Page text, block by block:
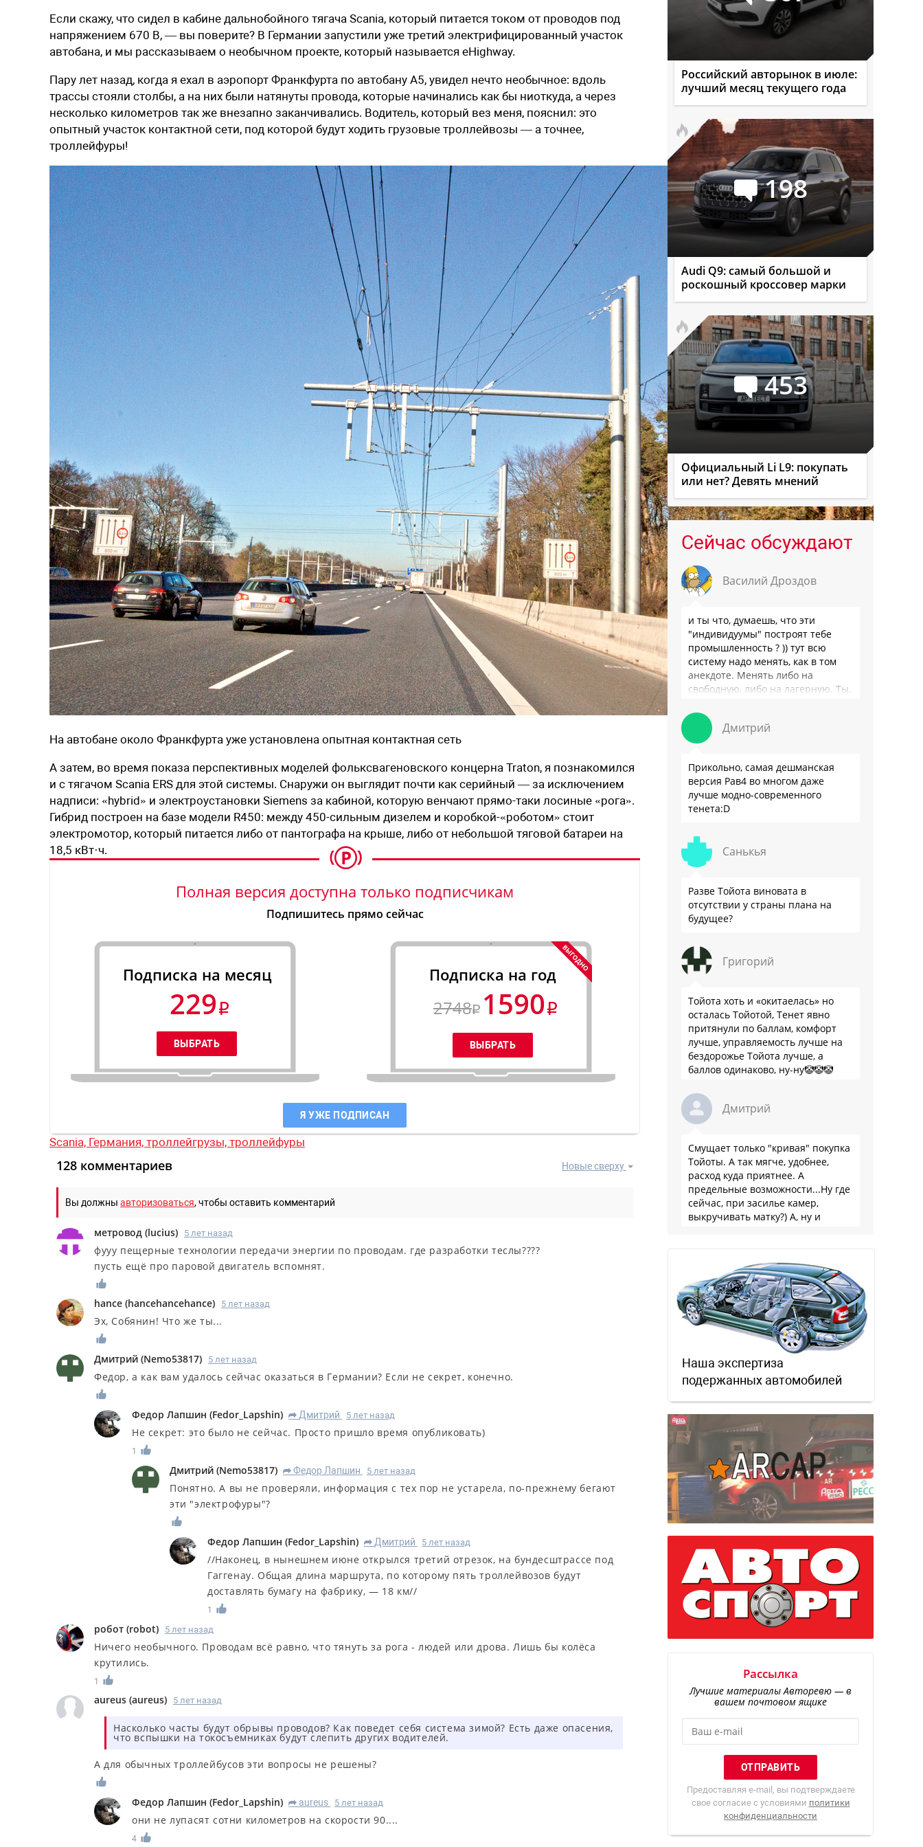
Если скажу, что сидел в кабине дальнобойного тягача Scania, который питается током от проводов под
напряжением 670 В, — вы поверите? В Германии запустили уже третий электрифицированный участок
автобана, и мы рассказываем о необычном проекте, который называется eHighway.
Пару лет назад, когда я ехал в ­аэропорт Франкфурта по автобану А5, увидел нечто необычное: вдоль
трассы стояли столбы, а на них были натянуты провода, которые начинались как бы ниоткуда, а через
несколько километров так же внезапно заканчивались. Водитель, который вез меня, пояснил: это
опытный участок контактной сети, под которой будут ходить грузовые троллейвозы — а точнее,
троллейфуры!
На автобане около Франкфурта уже установлена опытная контактная сеть
А затем, во время показа перспективных моделей фольксвагеновского концерна Traton, я познакомился
и с тягачом Scania ERS для этой системы. Снаружи он выглядит почти как серийный — за исключением
надписи: «hybrid» и электроустановки Siemens за кабиной, которую венчают прямо-таки лосиные «рога».
Гибрид построен на базе модели R450: между 450-сильным дизелем и коробкой-«роботом» стоит
электромотор, который питается либо от пантографа на крыше, либо от небольшой тяговой батареи на
18,5 кВт·ч.
Полная версия доступна только подписчикам
Подпишитесь прямо сейчас
Подписка на месяц
229
Подписка на год
2748 1590
Я УЖЕ ПОДПИСАН
Scania, Германия, троллейгрузы, троллейфуры
Новые сверху
128 комментариев
Вы должны авторизоваться, чтобы оставить комментарий
метровод (lucius) 5 лет назад
фууу пещерные технологии передачи энергии по проводам. где разработки теслы????
пусть ещё про паровой двигатель вспомнят.
hance (hancehancehance) 5 лет назад
Эх, Собянин! Что же ты...
Дмитрий (Nemo53817) 5 лет назад
Федор, а как вам удалось сейчас оказаться в Германии? Если не секрет, конечно.
Федор Лапшин (Fedor_Lapshin) R Дмитрий 5 лет назад
Не секрет: это было не сейчас. Просто пришло время опубликовать)
1
Дмитрий (Nemo53817) R Федор Лапшин 5 лет назад
Понятно. А вы не проверяли, информация с тех пор не устарела, по-прежнему бегают
эти "электрофуры"?
Федор Лапшин (Fedor_Lapshin) R Дмитрий 5 лет назад
//Наконец, в нынешнем июне открылся третий отрезок, на бундесштрассе под
Гаггенау. Общая длина маршрута, по которому пять троллейвозов будут
доставлять бумагу на фабрику, — 18 км//
1
робот (robot) 5 лет назад
Ничего необычного. Проводам всё равно, что тянуть за рога - людей или дрова. Лишь бы колёса
крутились.
1
aureus (aureus) 5 лет назад
Насколько часты будут обрывы проводов? Как поведет себя система зимой? Есть даже опасения,
что вспышки на токосъемниках будут слепить других водителей.
А для обычных троллейбусов эти вопросы не решены?
Федор Лапшин (Fedor_Lapshin) R aureus 5 лет назад
они не лупасят сотни километров на скорости 90....
4
Российский авторынок в июле:
лучший месяц текущего года
198
Audi Q9: самый большой и
роскошный кроссовер марки
453
Официальный Li L9: покупать
или нет? Девять мнений
Сейчас обсуждают
Василий Дроздов
и ты что, думаешь, что эти
"индивидуумы" построят тебе
промышленность ? )) тут всю
систему надо менять, как в том
анекдоте. Менять либо на
свободную, либо на лагерную. Ты,
Дмитрий
Прикольно, самая дешманская
версия Рав4 во многом даже
лучше модно-современного
тенета:D
Санькья
Разве Тойота виновата в
отсутствии у страны плана на
будущее?
Григорий
Тойота хоть и «окитаелась» но
осталась Тойотой, Тенет явно
притянули по баллам, комфорт
лучше, управляемость лучше на
бездорожье Тойота лучше, а
баллов одинаково, ну-ну🤡🤡🤡
Дмитрий
Смущает только "кривая" покупка
Тойоты. А так мягче, удобнее,
расход куда приятнее. А
предельные возможности...Ну где
сейчас, при засилье камер,
выкручивать матку?) А, ну и
Наша экспертиза
подержанных автомобилей
Рассылка
Лучшие материалы Авторевю — в
вашем почтовом ящике
Предоставляя e-mail, вы подтверждаете
свое согласие с условиями политики
конфиденциальности